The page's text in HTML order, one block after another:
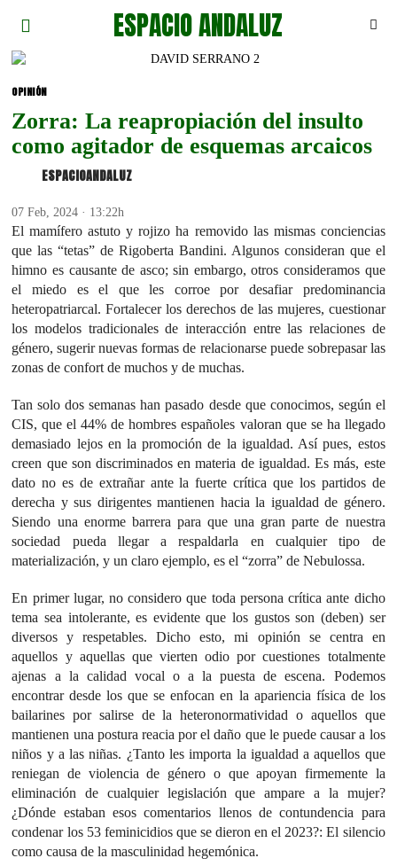
ESPACIO ANDALUZ
OPINIÓN
Zorra: La reapropiación del insulto
como agitador de esquemas arcaicos
ESPACIOANDALUZ
07 Feb, 2024 · 13:22h
El mamífero astuto y rojizo ha removido las mismas conciencias
que las “tetas” de Rigoberta Bandini. Algunos consideran que el
himno es causante de asco; sin embargo, otros consideramos que
el miedo es el que les corroe por desafiar predominancia
heteropatriarcal. Fortalecer los derechos de las mujeres, cuestionar
los modelos tradicionales de interacción entre las relaciones de
género, sugerir nuevas formas de relacionarse puede sobrepasar las
zonas de confort de muchos y de muchas.
Tan solo dos semanas han pasado desde que conocimos, según el
CIS, que el 44% de hombres españoles valoran que se ha llegado
demasiado lejos en la promoción de la igualdad. Así pues, estos
creen que son discriminados en materia de igualdad. Es más, este
dato no es de extrañar ante la fuerte crítica que los partidos de
derecha y sus dirigentes mantienen hacia la igualdad de género.
Siendo una enorme barrera para que una gran parte de nuestra
sociedad pueda llegar a respaldarla en cualquier tipo de
materialización, y un claro ejemplo, es el “zorra” de Nebulossa.
En primer lugar, no considero que toda persona crítica ante dicho
tema sea intolerante, es evidente que los gustos son (deben) ser
diversos y respetables. Dicho esto, mi opinión se centra en
aquellos y aquellas que vierten odio por cuestiones totalmente
ajenas a la calidad vocal o a la puesta de escena. Podemos
encontrar desde los que se enfocan en la apariencia física de los
bailarines por salirse de la heteronormatividad o aquellos que
mantienen una postura reacia por el daño que le puede causar a los
niños y a las niñas. ¿Tanto les importa la igualdad a aquellos que
reniegan de violencia de género o que apoyan firmemente la
eliminación de cualquier legislación que ampare a la mujer?
¿Dónde estaban esos comentarios llenos de contundencia para
condenar los 53 feminicidios que se dieron en el 2023?: El silencio
como causa de la masculinidad hegemónica.